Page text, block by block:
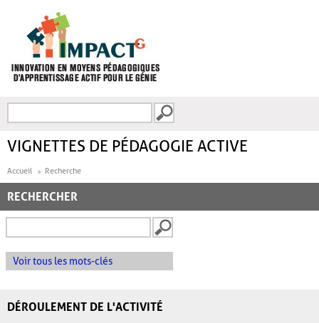
FORMULAIRE DE
VIGNETTES DE PÉDAGOGIE ACTIVE
Accueil Recherche
RECHERCHER
Voir tous les mots-clés
DÉROULEMENT DE L'ACTIVITÉ